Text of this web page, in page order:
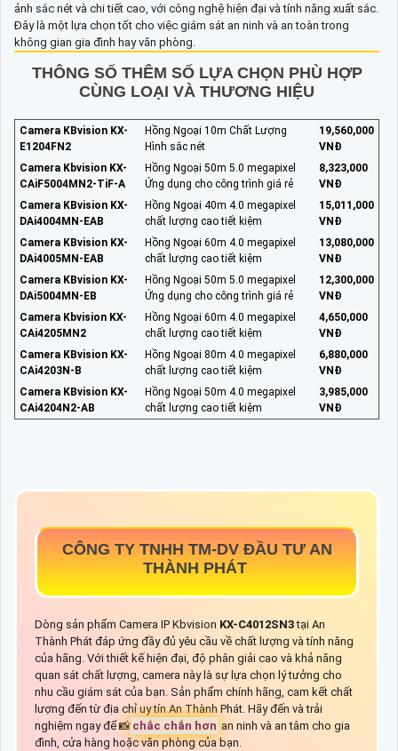
ảnh sắc nét và chi tiết cao, với công nghệ hiện đại và tính năng xuất sắc.
Đây là một lựa chọn tốt cho việc giám sát an ninh và an toàn trong
không gian gia đình hay văn phòng.
THÔNG SỐ THÊM SỐ LỰA CHỌN PHÙ HỢP
CÙNG LOẠI VÀ THƯƠNG HIỆU
Camera KBvision KX-
E1204FN2
Hồng Ngoại 10m Chất Lượng
Hình sắc nét
19,560,000
VNĐ
Camera Kbvision KX-
CAiF5004MN2-TiF-A
Hồng Ngoại 50m 5.0 megapixel
Ứng dụng cho công trình giá rẻ
8,323,000
VNĐ
Camera KBvision KX-
DAi4004MN-EAB
Hồng Ngoại 40m 4.0 megapixel
chất lượng cao tiết kiệm
15,011,000
VNĐ
Camera KBvision KX-
DAi4005MN-EAB
Hồng Ngoại 60m 4.0 megapixel
chất lượng cao tiết kiệm
13,080,000
VNĐ
Camera KBvision KX-
DAi5004MN-EB
Hồng Ngoại 50m 5.0 megapixel
Ứng dụng cho công trình giá rẻ
12,300,000
VNĐ
Camera Kbvision KX-
CAi4205MN2
Hồng Ngoại 60m 4.0 megapixel
chất lượng cao tiết kiệm
4,650,000
VNĐ
Camera KBvision KX-
CAi4203N-B
Hồng Ngoại 80m 4.0 megapixel
chất lượng cao tiết kiệm
6,880,000
VNĐ
Camera KBvision KX-
CAi4204N2-AB
Hồng Ngoại 50m 4.0 megapixel
chất lượng cao tiết kiệm
3,985,000
VNĐ
CÔNG TY TNHH TM-DV ĐẦU TƯ AN
THÀNH PHÁT
Dòng sản phẩm Camera IP Kbvision KX-C4012SN3tại An
Thành Phát đáp ứng đầy đủ yêu cầu về chất lượng và tính năng
của hãng. Với thiết kế hiện đại, độ phân giải cao và khả năng
quan sát chất lượng, camera này là sự lựa chọn lý tưởng cho
nhu cầu giám sát của bạn. Sản phẩm chính hãng, cam kết chất
lượng đến từ địa chỉ uy tín An Thành Phát. Hãy đến và trải
nghiệm ngay để 📸 chắc chắn hơn an ninh và an tâm cho gia
đình, cửa hàng hoặc văn phòng của bạn.